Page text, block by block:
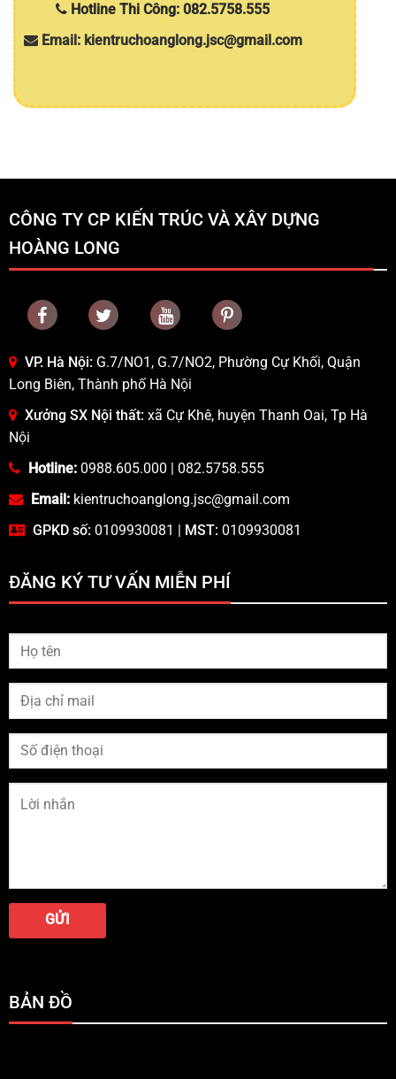
Hotline Thi Công: 082.5758.555
Email: kientruchoanglong.jsc@gmail.com
CÔNG TY CP KIẾN TRÚC VÀ XÂY DỰNG
HOÀNG LONG
VP. Hà Nội: G.7/NO1, G.7/NO2, Phường Cự Khối, Quận
Long Biên, Thành phố Hà Nội
Xưởng SX Nội thất: xã Cự Khê, huyện Thanh Oai, Tp Hà
Nội
Hotline: 0988.605.000
082.5758.555
Email: kientruchoanglong.jsc@gmail.com
GPKD số: 0109930081 | MST: 0109930081
ĐĂNG KÝ TƯ VẤN MIỄN PHÍ
BẢN ĐỒ